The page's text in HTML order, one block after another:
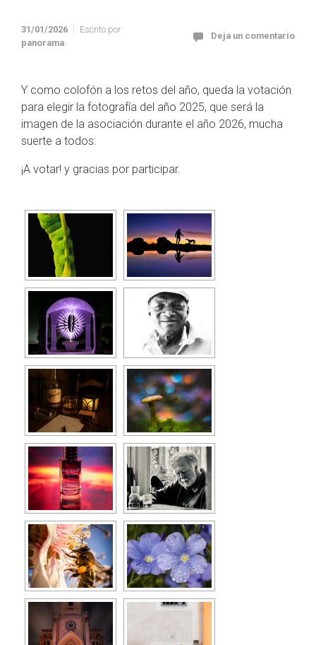
31/01/2026
Escrito por
panorama
Deja un comentario
Y como colofón a los retos del año, queda la votación
para elegir la fotografía del año 2025, que será la
imagen de la asociación durante el año 2026, mucha
suerte a todos:
¡A votar! y gracias por participar.